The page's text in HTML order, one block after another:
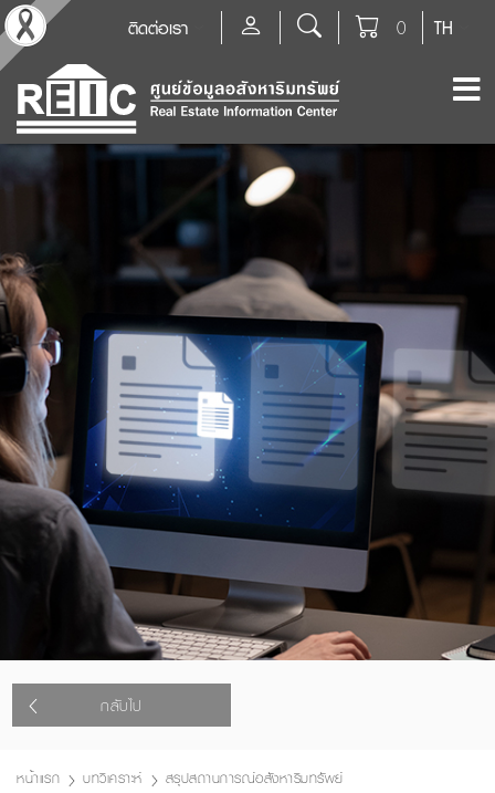
TH
0
ติดต่อเรา
กลับไป
หน้าแรก บทวิเคราะห์
สรุปสถานการณ์อสังหาริมทรัพย์